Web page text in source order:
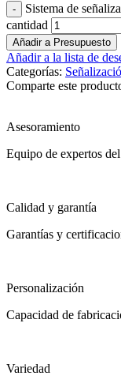
Sistema de
cantidad
Añadir a Presupuesto
Añadir a la lista de
Categorías:
Comparte este
Asesoramiento
Equipo de expertos
Calidad y garantía
Garantías y
Personalización
Capacidad de
Variedad